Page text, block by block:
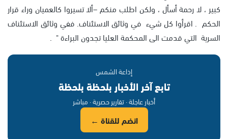
كبير ، لا رحمة أسأل ، ولكن اطلب منكم –ألا تسيروا كالعميان وراء قرار
الحكم . اقرأوا كل شيء في وثائق الاستئناف. ففي وثائق الاستئناف
السرية التي قدمت الى المحكمة العليا تجدون البراءة " .
إذاعة الشمس
تابع آخر الأخبار بلحظة بلحظة
أخبار عاجلة · تقارير حصرية · مباشر
انضم للقناة ←